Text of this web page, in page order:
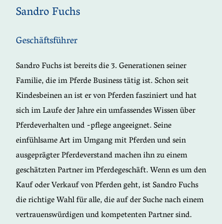
Sandro Fuchs
Geschäftsführer
Sandro Fuchs ist bereits die 3. Generationen seiner
Familie, die im Pferde Business tätig ist. Schon seit
Kindesbeinen an ist er von Pferden fasziniert und hat
sich im Laufe der Jahre ein umfassendes Wissen über
Pferdeverhalten und -pflege angeeignet. Seine
einfühlsame Art im Umgang mit Pferden und sein
ausgeprägter Pferdeverstand machen ihn zu einem
geschätzten Partner im Pferdegeschäft. Wenn es um den
Kauf oder Verkauf von Pferden geht, ist Sandro Fuchs
die richtige Wahl für alle, die auf der Suche nach einem
vertrauenswürdigen und kompetenten Partner sind.